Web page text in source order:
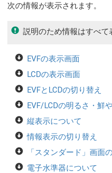
次の情報が表示されます。
説明のため情報はすべて
EVFの表示画面
LCDの表示画面
EVFとLCDの切り替え
EVF/LCDの明るさ・鮮
縦表示について
情報表示の切り替え
「スタンダード」画面
電子水準器について